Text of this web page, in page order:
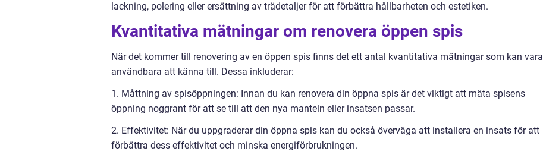
lackning, polering eller ersättning av trädetaljer för att förbättra hållbarheten och estetiken.
Kvantitativa mätningar om renovera öppen spis
När det kommer till renovering av en öppen spis finns det ett antal kvantitativa mätningar som kan vara
användbara att känna till. Dessa inkluderar:
1. Måttning av spisöppningen: Innan du kan renovera din öppna spis är det viktigt att mäta spisens
öppning noggrant för att se till att den nya manteln eller insatsen passar.
2. Effektivitet: När du uppgraderar din öppna spis kan du också överväga att installera en insats för att
förbättra dess effektivitet och minska energiförbrukningen.